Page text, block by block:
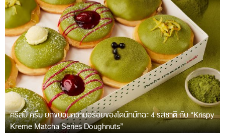
คริสปี้ ครีม ยกขบวนความอร่อยของโดนัทมัทฉะ 4 รสชาติ กับ “Krispy
Kreme Matcha Series Doughnuts”